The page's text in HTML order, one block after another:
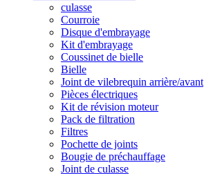
culasse
Courroie
Disque d'embrayage
Kit d'embrayage
Coussinet de bielle
Bielle
Joint de vilebrequin arrière/avant
Pièces électriques
Kit de révision moteur
Pack de filtration
Filtres
Pochette de joints
Bougie de préchauffage
Joint de culasse